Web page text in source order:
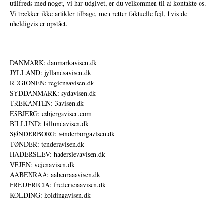
utilfreds med noget, vi har udgivet, er du velkommen til at kontakte os.
Vi trækker ikke artikler tilbage, men retter faktuelle fejl, hvis de
uheldigvis er opstået.
DANMARK: danmarkavisen.dk
JYLLAND: jyllandsavisen.dk
REGIONEN: regionsavisen.dk
SYDDANMARK: sydavisen.dk
TREKANTEN: 3avisen.dk
ESBJERG: esbjergavisen.com
BILLUND: billundavisen.dk
SØNDERBORG: sønderborgavisen.dk
TØNDER: tønderavisen.dk
HADERSLEV: haderslevavisen.dk
VEJEN: vejenavisen.dk
AABENRAA: aabenraaavisen.dk
FREDERICIA: fredericiaavisen.dk
KOLDING: koldingavisen.dk